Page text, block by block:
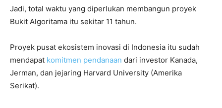
Jadi, total waktu yang diperlukan membangun proyek
Bukit Algoritama itu sekitar 11 tahun.
Proyek pusat ekosistem inovasi di Indonesia itu sudah
mendapat komitmen pendanaan dari investor Kanada,
Jerman, dan jejaring Harvard University (Amerika
Serikat).